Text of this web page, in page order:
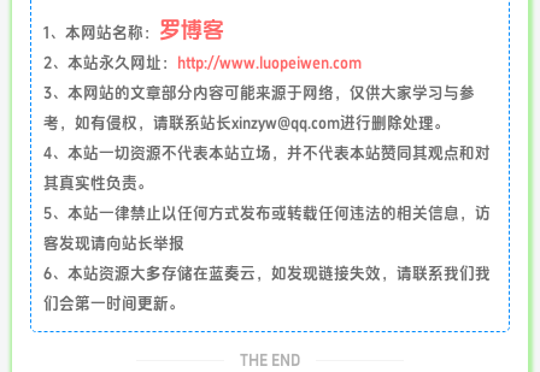
1、本网站名称： 罗博客
2、本站永久网址：
http://www.luopeiwen.com
3、本网站的文章部分内容可能来源于网络，仅供大家学习与参
考，如有侵权，请联系站长xinzyw@qq.com进行删除处理。
4、本站一切资源不代表本站立场，并不代表本站赞同其观点和对
其真实性负责。
5、本站一律禁止以任何方式发布或转载任何违法的相关信息，访
客发现请向站长举报
6、本站资源大多存储在蓝奏云，如发现链接失效，请联系我们我
们会第一时间更新。
THE END